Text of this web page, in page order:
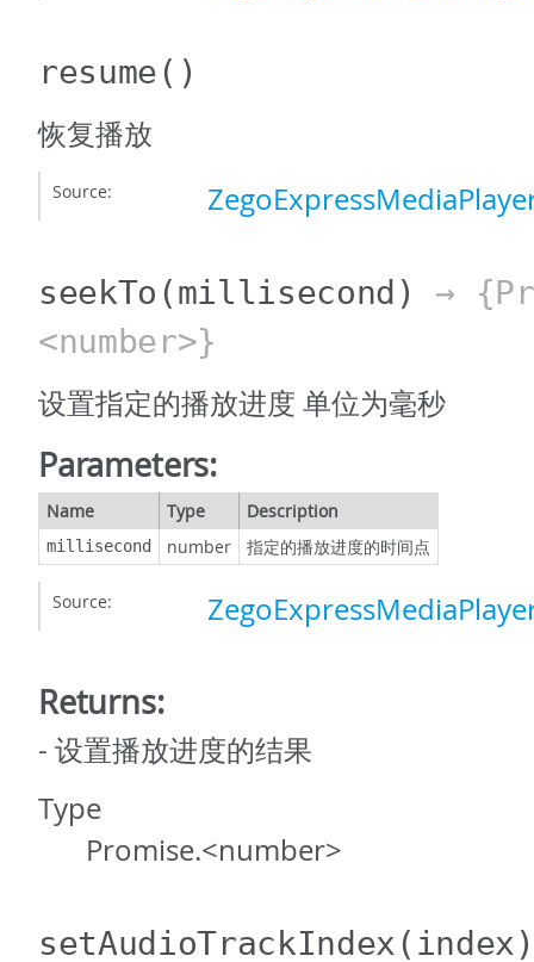
resume()
恢复播放
Source:
seekTo (millisecond)
→
<number>}
设置指定的播放进度 单位为毫秒
Parameters:
Name Type Description
millisecond number 指定的播放进度的时间点
Source:
Returns:
- 设置播放进度的结果
Type
Promise.<number>
setAudioTrackIndex(index)